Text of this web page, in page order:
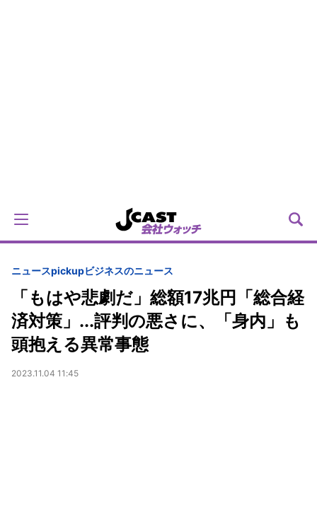
ニュースpickupビジネスのニュース
「もはや悲劇だ」総額17兆円「総合経
済対策」...評判の悪さに、「身内」も
頭抱える異常事態
2023.11.04 11:45